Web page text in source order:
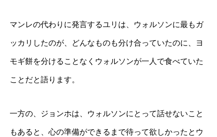
マンレの代わりに発言するユリは、ウォルソンに最もガ
ッカリしたのが、どんなものも分け合っていたのに、ヨ
モギ餅を分けることなくウォルソンが一人で食べていた
ことだと語ります。
一方の、ジョンホは、ウォルソンにとって話せないこと
もあると、心の準備ができるまで待って欲しかったとウ